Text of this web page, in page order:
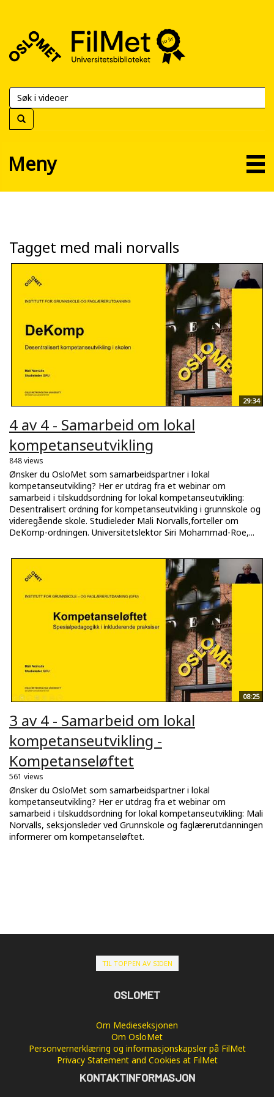
FilMet
Universitetsbiblioteket
Meny
Tagget med mali norvalls
29:34
4 av 4 - Samarbeid om lokal
kompetanseutvikling
848 views
Ønsker du OsloMet som samarbeidspartner i lokal
kompetanseutvikling? Her er utdrag fra et webinar om
samarbeid i tilskuddsordning for lokal kompetanseutvikling:
Desentralisert ordning for kompetanseutvikling i grunnskole og
videregående skole. Studieleder Mali Norvalls,forteller om
DeKomp-ordningen. Universitetslektor Siri Mohammad-Roe,...
08:25
3 av 4 - Samarbeid om lokal
kompetanseutvikling -
Kompetanseløftet
561 views
Ønsker du OsloMet som samarbeidspartner i lokal
kompetanseutvikling? Her er utdrag fra et webinar om
samarbeid i tilskuddsordning for lokal kompetanseutvikling: Mali
Norvalls, seksjonsleder ved Grunnskole og faglærerutdanningen
informerer om kompetanseløftet.
TIL TOPPEN AV SIDEN
OSLOMET
Om Medieseksjonen
Om OsloMet
Personvernerklæring og informasjonskapsler på FilMet
Privacy Statement and Cookies at FilMet
KONTAKTINFORMASJON